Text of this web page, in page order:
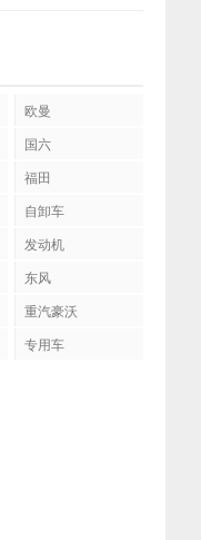
欧曼
国六
福田
自卸车
发动机
东风
重汽豪沃
专用车